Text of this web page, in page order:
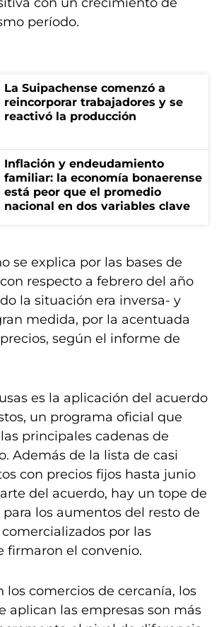
período.
La Suipachense comenzó a
reincorporar trabajadores y se
reactivó la producción
Inflación y endeudamiento
familiar: la economía bonaerense
está peor que el promedio
nacional en dos variables clave
se explica por las bases de
respecto a febrero del año
la situación era inversa- y
medida, por la acentuada
según el informe de
es la aplicación del acuerdo
un programa oficial que
principales cadenas de
Además de la lista de casi
con precios fijos hasta junio
del acuerdo, hay un tope de
para los aumentos del resto de
por las
firmaron el convenio.
los comercios de cercanía, los
aplican las empresas son más